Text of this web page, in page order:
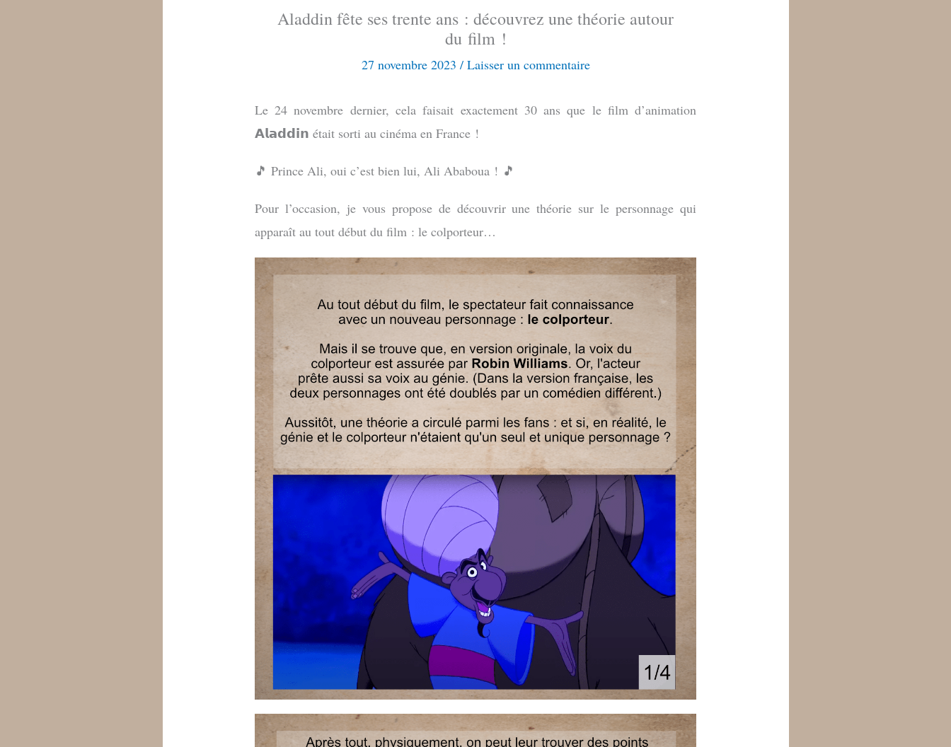
Aladdin fête ses trente ans : découvrez une théorie autour
du film !
27 novembre 2023 / Laisser un commentaire
Le 24 novembre dernier, cela faisait exactement 30 ans que le film d’animation
𝗔𝗹𝗮𝗱𝗱𝗶𝗻 était sorti au cinéma en France !
🎵 Prince Ali, oui c’est bien lui, Ali Ababoua ! 🎵
Pour l’occasion, je vous propose de découvrir une théorie sur le personnage qui
apparaît au tout début du film : le colporteur…